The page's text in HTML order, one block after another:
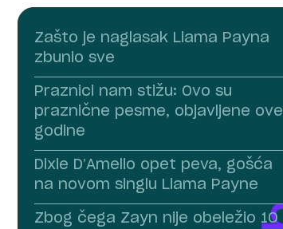
Zašto je naglasak Liama Payna
zbunio sve
Praznici nam stižu: Ovo su
praznične pesme, objavljene ove
godine
Dixie D’Amelio opet peva, gošća
na novom singlu Liama Payne
Zbog čega Zayn nije obeležio 10